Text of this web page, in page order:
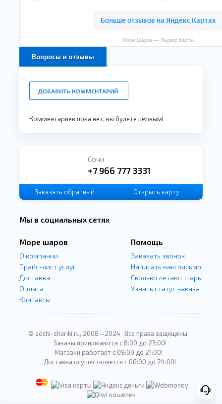
Море Шаров — Яндекс Карты
Вопросы и отзывы
ДОБАВИТЬ КОММЕНТАРИЙ
Комментариев пока нет, вы будете первым!
Сочи
+7 966 777 3331
Заказать обратный
Открыть карту
Мы в социальных сетях
Море шаров
О компании
Прайс-лист услуг
Доставка
Оплата
Контакты
Помощь
Заказать звонок
Написать нам письмо
Сколько летают шары
Узнать статус заказа
© sochi-shariki.ru, 2008—2024 Все права защищены
Заказы принимаются с 8:00 до 23:00!
Магазин работает с 09:00 до 21:00!
Доставка осуществляется с 06:00 до 24:00!